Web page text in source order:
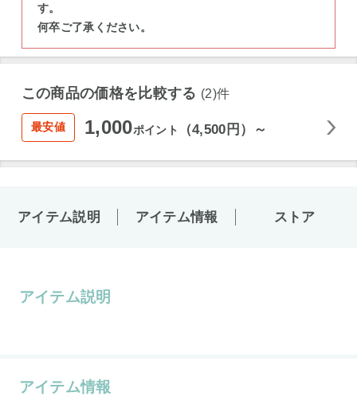
す。
何卒ご了承ください。
この商品の価格を比較する (2)件
最安値 1,000ポイント （4,500円）～
アイテム説明 アイテム情報 ストア
アイテム説明
アイテム情報